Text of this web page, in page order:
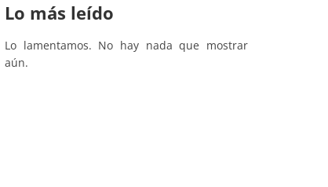
Lo más leído
Lo lamentamos. No hay nada que mostrar
aún.